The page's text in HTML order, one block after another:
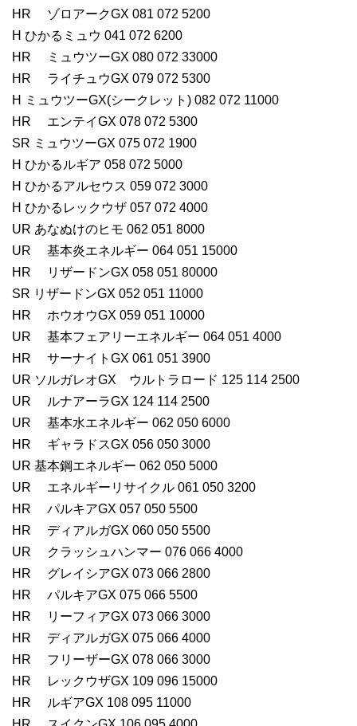
HR ゾロアークGX 081 072 5200
H ひかるミュウ 041 072 6200
HR ミュウツーGX 080 072 33000
HR ライチュウGX 079 072 5300
H ミュウツーGX(シークレット) 082 072 11000
HR エンテイGX 078 072 5300
SR ミュウツーGX 075 072 1900
H ひかるルギア 058 072 5000
H ひかるアルセウス 059 072 3000
H ひかるレックウザ 057 072 4000
UR あなぬけのヒモ 062 051 8000
UR 基本炎エネルギー 064 051 15000
HR リザードンGX 058 051 80000
SR リザードンGX 052 051 11000
HR ホウオウGX 059 051 10000
UR 基本フェアリーエネルギー 064 051 4000
HR サーナイトGX 061 051 3900
UR ソルガレオGX ウルトラロード 125 114 2500
UR ルナアーラGX 124 114 2500
UR 基本水エネルギー 062 050 6000
HR ギャラドスGX 056 050 3000
UR 基本鋼エネルギー 062 050 5000
UR エネルギーリサイクル 061 050 3200
HR パルキアGX 057 050 5500
HR ディアルガGX 060 050 5500
UR クラッシュハンマー 076 066 4000
HR グレイシアGX 073 066 2800
HR パルキアGX 075 066 5500
HR リーフィアGX 073 066 3000
HR ディアルガGX 075 066 4000
HR フリーザーGX 078 066 3000
HR レックウザGX 109 096 15000
HR ルギアGX 108 095 11000